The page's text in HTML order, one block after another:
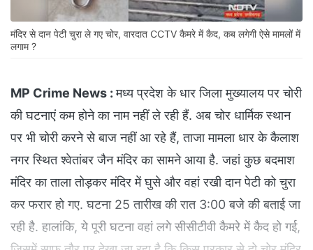
मंदिर से दान पेटी चुरा ले गए चोर, वारदात CCTV कैमरे में कैद, कब लगेगी ऐसे मामलों में
लगाम ?
MP Crime News :मध्य प्रदेश के धार जिला मुख्यालय पर चोरी
की घटनाएं कम होने का नाम नहीं ले रही हैं. अब चोर धार्मिक स्थान
पर भी चोरी करने से बाज नहीं आ रहे हैं, ताजा मामला धार के कैलाश
नगर स्थित श्वेतांबर जैन मंदिर का सामने आया है. जहां कुछ बदमाश
मंदिर का ताला तोड़कर मंदिर में घुसे और वहां रखी दान पेटी को चुरा
कर फरार हो गए. घटना 25 तारीख की रात 3:00 बजे की बताई जा
रही है. हालांकि, ये पूरी घटना वहां लगे सीसीटीवी कैमरे में कैद हो गई,